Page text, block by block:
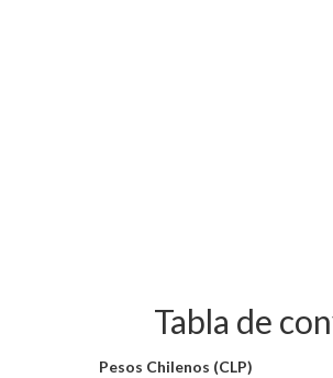
Tabla de
Pesos Chilenos (CLP)